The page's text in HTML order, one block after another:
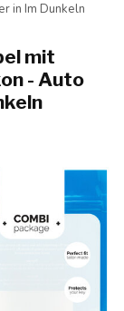
in Im Dunkeln
mit
- Auto